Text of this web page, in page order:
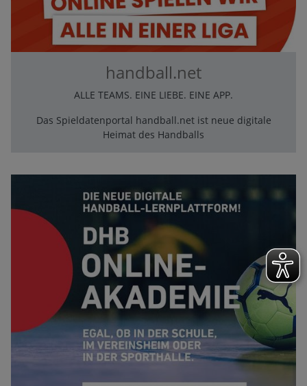
handball.net
ALLE TEAMS. EINE LIEBE. EINE APP.
Das Spieldatenportal handball.net ist neue digitale
Heimat des Handballs